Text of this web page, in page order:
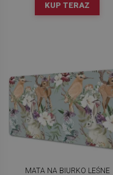
KUP TERAZ
MATA NA BIURKO LEŚNE